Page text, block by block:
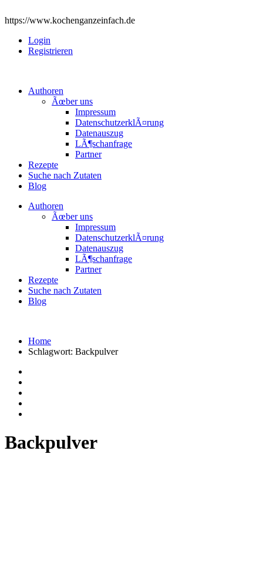
https://www.kochenganzeinfach.de
Login
Registrieren
Authoren
Ãœber uns
Impressum
DatenschutzerklÃ¤rung
Datenauszug
LÃ¶schanfrage
Partner
Rezepte
Suche nach Zutaten
Blog
Authoren
Ãœber uns
Impressum
DatenschutzerklÃ¤rung
Datenauszug
LÃ¶schanfrage
Partner
Rezepte
Suche nach Zutaten
Blog
Home
Schlagwort: Backpulver
Backpulver